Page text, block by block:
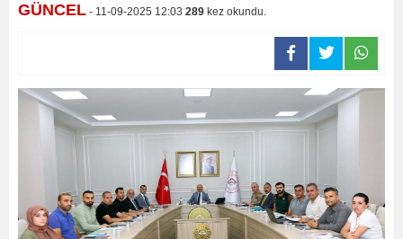
GÜNCEL - 11-09-2025 12:03 289 kez okundu.